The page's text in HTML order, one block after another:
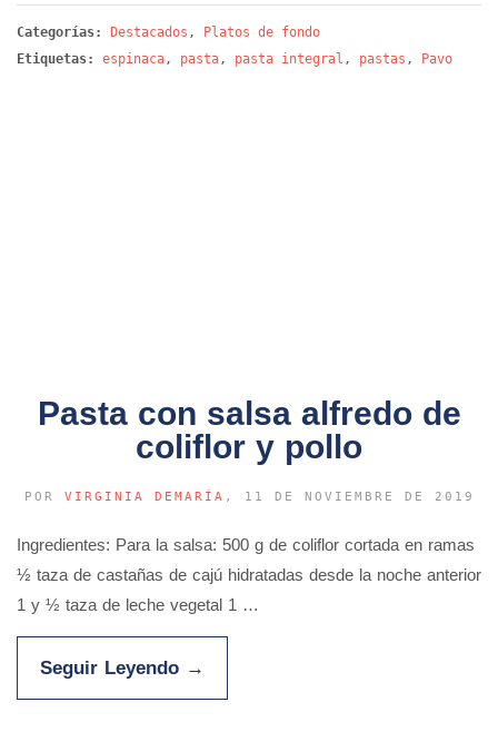
Categorías: Destacados , Platos de fondo
Etiquetas:
espinaca , pasta , pasta integral , pastas , Pavo
Pasta con salsa alfredo de
coliflor y pollo
POR VIRGINIA DEMARÍA , 11 DE NOVIEMBRE DE 2019
Ingredientes: Para la salsa: 500 g de coliflor cortada en ramas
½ taza de castañas de cajú hidratadas desde la noche anterior
1 y ½ taza de leche vegetal 1 …
Seguir Leyendo →